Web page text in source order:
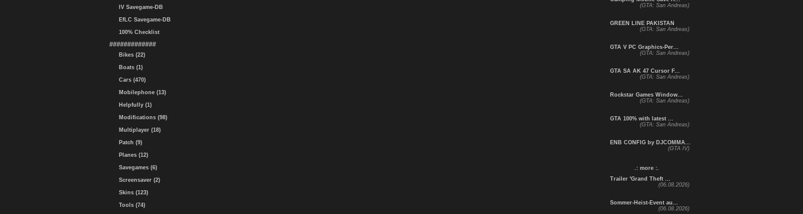
IV Savegame-DB
EfLC Savegame-DB
100% Checklist
#############
Bikes (22)
Boats (1)
Cars (470)
Mobilephone (13)
Helpfully (1)
Modifications (98)
Multiplayer (18)
Patch (9)
Planes (12)
Savegames (6)
Screensaver (2)
Skins (123)
Tools (74)
(GTA: San Andreas)
GREEN LINE PAKISTAN
(GTA: San Andreas)
GTA V PC Graphics-Per...
(GTA: San Andreas)
GTA SA AK 47 Cursor F...
(GTA: San Andreas)
Rockstar Games Window...
(GTA: San Andreas)
GTA 100% with latest ...
(GTA: San Andreas)
ENB CONFIG by DJCOMMA...
(GTA IV)
.: more :.
Trailer 'Grand Theft ...
(06.08.2026)
Sommer-Heist-Event au...
(06.08.2026)